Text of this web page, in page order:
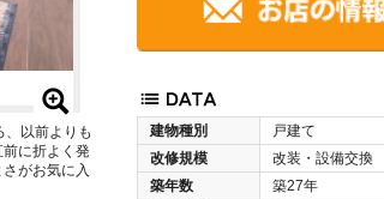
建物種別
戸建て
改修規模
改装・設備交換
築年数
築27年
以前よりも
に折よく発
がお気に入